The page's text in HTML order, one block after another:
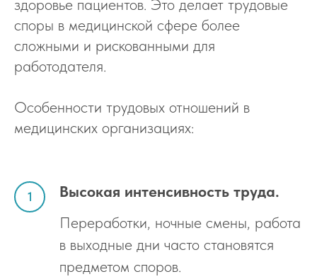
здоровье пациентов. Это делает трудовые
споры в медицинской сфере более
сложными и рискованными для
работодателя.
Особенности трудовых отношений в
медицинских организациях:
Высокая интенсивность труда.
Переработки, ночные смены, работа
в выходные дни часто становятся
предметом споров.